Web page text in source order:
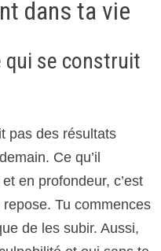
dans ta vie
qui se construit
pas des résultats
Ce qu’il
en profondeur, c’est
Tu commences
de les subir. Aussi,